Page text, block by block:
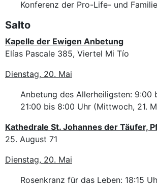
Konferenz der Pro-Life- und
Salto
Kapelle der Ewigen Anbetung
Elías Pascale 385, Viertel Mi Tío
Dienstag, 20. Mai
Anbetung des Allerheiligsten: 9:00
21:00 bis 8:00 Uhr (Mittwoch, 21.
Kathedrale St. Johannes der Täufer,
25. August 71
Dienstag, 20. Mai
Rosenkranz für das Leben: 18:15